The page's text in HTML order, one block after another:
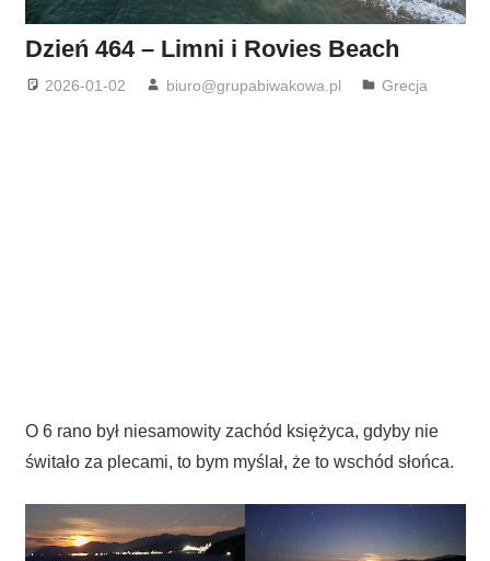
Dzień 464 – Limni i Rovies Beach
2026-01-02 biuro@grupabiwakowa.pl Grecja
O 6 rano był niesamowity zachód księżyca, gdyby nie
świtało za plecami, to bym myślał, że to wschód słońca.